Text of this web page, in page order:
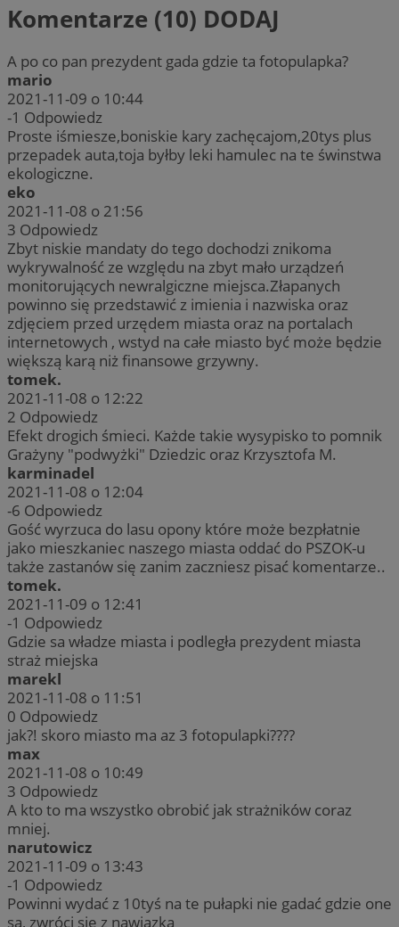
Komentarze (10) DODAJ
A po co pan prezydent gada gdzie ta fotopulapka?
mario
2021-11-09 o 10:44
-1 Odpowiedz
Proste iśmiesze,boniskie kary zachęcajom,20tys plus
przepadek auta,toja byłby leki hamulec na te świnstwa
ekologiczne.
eko
2021-11-08 o 21:56
3 Odpowiedz
Zbyt niskie mandaty do tego dochodzi znikoma
wykrywalność ze względu na zbyt mało urządzeń
monitorujących newralgiczne miejsca.Złapanych
powinno się przedstawić z imienia i nazwiska oraz
zdjęciem przed urzędem miasta oraz na portalach
internetowych , wstyd na całe miasto być może będzie
większą karą niż finansowe grzywny.
tomek.
2021-11-08 o 12:22
2 Odpowiedz
Efekt drogich śmieci. Każde takie wysypisko to pomnik
Grażyny "podwyżki" Dziedzic oraz Krzysztofa M.
karminadel
2021-11-08 o 12:04
-6 Odpowiedz
Gość wyrzuca do lasu opony które może bezpłatnie
jako mieszkaniec naszego miasta oddać do PSZOK-u
także zastanów się zanim zaczniesz pisać komentarze..
tomek.
2021-11-09 o 12:41
-1 Odpowiedz
Gdzie sa władze miasta i podległa prezydent miasta
straż miejska
marekl
2021-11-08 o 11:51
0 Odpowiedz
jak?! skoro miasto ma az 3 fotopulapki????
max
2021-11-08 o 10:49
3 Odpowiedz
A kto to ma wszystko obrobić jak strażników coraz
mniej.
narutowicz
2021-11-09 o 13:43
-1 Odpowiedz
Powinni wydać z 10tyś na te pułapki nie gadać gdzie one
są, zwróci się z nawiązką